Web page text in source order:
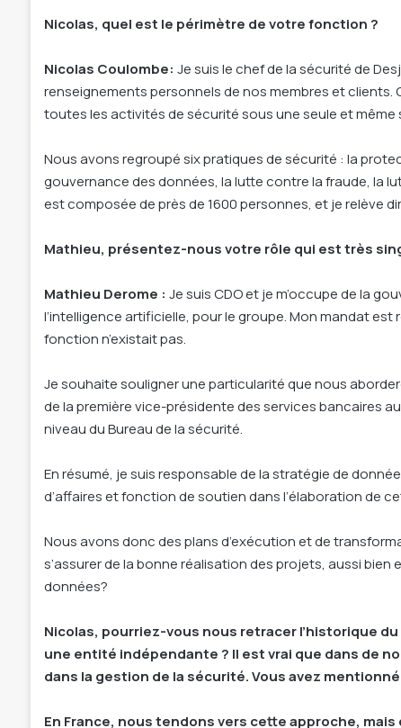
Nicolas, quel est le périmètre de votre fonction ?
Nicolas Coulombe: Je suis le chef de la sécurité de
renseignements personnels de nos membres et
toutes les activités de sécurité sous une seule et même
Nous avons regroupé six pratiques de sécurité : la
gouvernance des données, la lutte contre la fraude, la
est composée de près de 1600 personnes, et je relève
Mathieu, présentez-nous votre rôle qui est très
Mathieu Derome : Je suis CDO et je m’occupe de la
l’intelligence artificielle, pour le groupe. Mon mandat
fonction n’existait pas.
Je souhaite souligner une particularité que nous
de la première vice-présidente des services bancaires
niveau du Bureau de la sécurité.
En résumé, je suis responsable de la stratégie de
d’affaires et fonction de soutien dans l’élaboration de
Nous avons donc des plans d’exécution et de
s’assurer de la bonne réalisation des projets, aussi
données?
Nicolas, pourriez-vous nous retracer l’historique
une entité indépendante ? Il est vrai que dans de
dans la gestion de la sécurité. Vous avez
En France, nous tendons vers cette approche,